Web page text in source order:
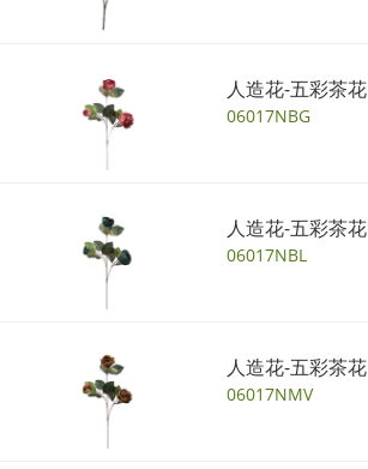
人造花-五彩茶花
06017NBG
人造花-五彩茶花
06017NBL
人造花-五彩茶花
06017NMV